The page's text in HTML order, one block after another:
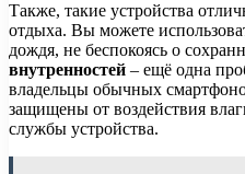
Также, такие устройства
отдыха. Вы можете
дождя, не беспокоясь о
внутренностей – ещё одна
владельцы обычных
защищены от воздействия
службы устройства.